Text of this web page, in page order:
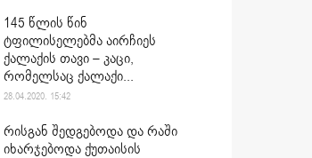
145 წლის წინ
ტფილისელებმა აირჩიეს
ქალაქის თავი – კაცი,
რომელსაც ქალაქი...
28.04.2020. 15:42
რისგან შედგებოდა და რაში
იხარჯებოდა ქუთაისის